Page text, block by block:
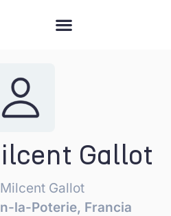
Gallot
Gallot
la-Poterie, Francia